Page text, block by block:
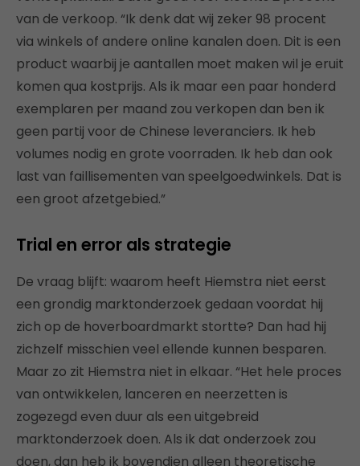
van de verkoop. “Ik denk dat wij zeker 98 procent
via winkels of andere online kanalen doen. Dit is een
product waarbij je aantallen moet maken wil je eruit
komen qua kostprijs. Als ik maar een paar honderd
exemplaren per maand zou verkopen dan ben ik
geen partij voor de Chinese leveranciers. Ik heb
volumes nodig en grote voorraden. Ik heb dan ook
last van faillisementen van speelgoedwinkels. Dat is
een groot afzetgebied.”
Trial en error als strategie
De vraag blijft: waarom heeft Hiemstra niet eerst
een grondig marktonderzoek gedaan voordat hij
zich op de hoverboardmarkt stortte? Dan had hij
zichzelf misschien veel ellende kunnen besparen.
Maar zo zit Hiemstra niet in elkaar. “Het hele proces
van ontwikkelen, lanceren en neerzetten is
zogezegd even duur als een uitgebreid
marktonderzoek doen. Als ik dat onderzoek zou
doen, dan heb ik bovendien alleen theoretische